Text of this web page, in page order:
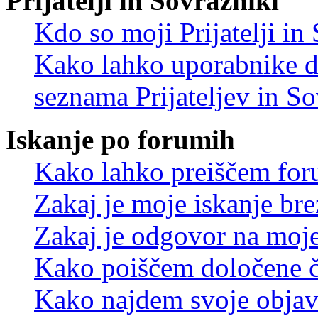
Kdo so moji Prijatelji in
Kako lahko uporabnike
seznama Prijateljev in
Iskanje po forumih
Kako lahko preiščem
Zakaj je moje iskanje
Zakaj je odgovor na
Kako poiščem določene
Kako najdem svoje